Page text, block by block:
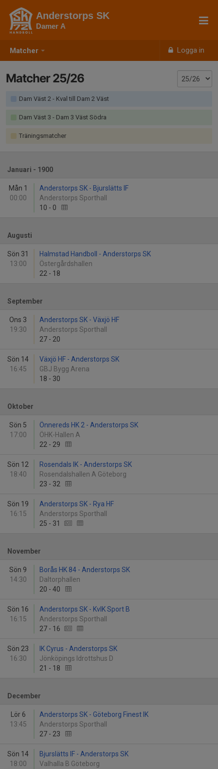
Matcher Logga in
Anderstorps SK
Damer A
Matcher 25/26
Dam Väst 2 - Kval till Dam 2 Väst
Dam Väst 3 - Dam 3 Väst Södra
Träningsmatcher
Januari - 1900
Mån 1
00:00
Anderstorps SK - Bjurslätts IF
Anderstorps Sporthall
10 - 0
Augusti
Sön 31
13:00
Halmstad Handboll - Anderstorps SK
Östergårdshallen
22 - 18
September
Ons 3
19:30
Anderstorps SK - Växjö HF
Anderstorps Sporthall
27 - 20
Sön 14
16:45
Växjö HF - Anderstorps SK
GBJ Bygg Arena
18 - 30
Oktober
Sön 5
17:00
Önnereds HK 2 - Anderstorps SK
ÖHK-Hallen A
22 - 29
Sön 12
18:40
Rosendals IK - Anderstorps SK
Rosendalshallen A Göteborg
23 - 32
Sön 19
16:15
Anderstorps SK - Rya HF
Anderstorps Sporthall
25 - 31
November
Sön 9
14:30
Borås HK 84 - Anderstorps SK
Daltorphallen
20 - 40
Sön 16
16:15
Anderstorps SK - KvIK Sport B
Anderstorps Sporthall
27 - 16
Sön 23
16:30
IK Cyrus - Anderstorps SK
Jönköpings Idrottshus D
21 - 18
December
Lör 6
13:45
Anderstorps SK - Göteborg Finest IK
Anderstorps Sporthall
27 - 23
Sön 14
18:00
Bjurslätts IF - Anderstorps SK
Valhalla B Göteborg